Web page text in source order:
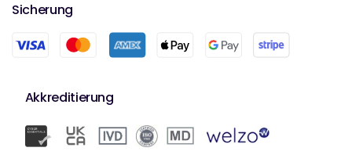
Sicherung
Akkreditierung